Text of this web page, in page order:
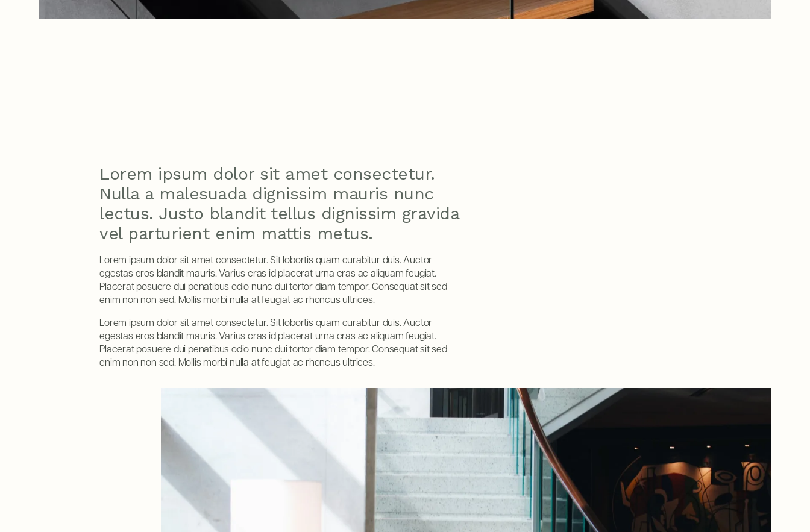
Lorem ipsum dolor sit amet consectetur.
Nulla a malesuada dignissim mauris nunc
lectus. Justo blandit tellus dignissim gravida
vel parturient enim mattis metus.
Lorem ipsum dolor sit amet consectetur. Sit lobortis quam curabitur duis. Auctor
egestas eros blandit mauris. Varius cras id placerat urna cras ac aliquam feugiat.
Placerat posuere dui penatibus odio nunc dui tortor diam tempor. Consequat sit sed
enim non non sed. Mollis morbi nulla at feugiat ac rhoncus ultrices.
Lorem ipsum dolor sit amet consectetur. Sit lobortis quam curabitur duis. Auctor
egestas eros blandit mauris. Varius cras id placerat urna cras ac aliquam feugiat.
Placerat posuere dui penatibus odio nunc dui tortor diam tempor. Consequat sit sed
enim non non sed. Mollis morbi nulla at feugiat ac rhoncus ultrices.